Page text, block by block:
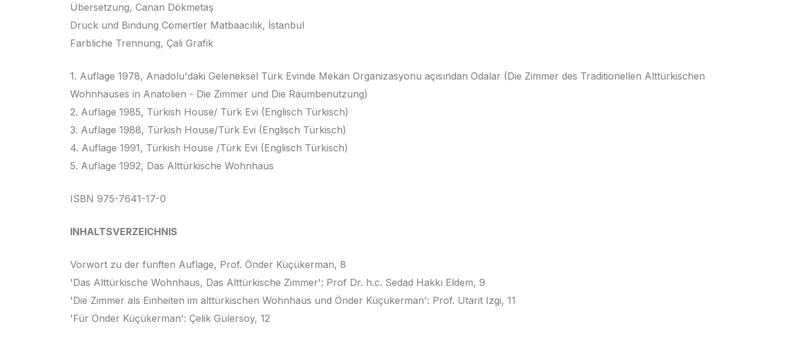
Übersetzung, Canan Dökmetaş
Druck und Bindung Cömertler Matbaacılık, İstanbul
Farbliche Trennung, Çali Grafik
1. Auflage 1978, Anadolu'daki Geleneksel Türk Evinde Mekan Organizasyonu açısından Odalar (Die Zimmer des Traditionellen Alttürkischen
Wohnhauses in Anatolien - Die Zimmer und Die Raumbenutzung)
2. Auflage 1985, Türkish House/ Türk Evi (Englisch Türkisch)
3. Auflage 1988, Türkish House/Türk Evi (Englisch Türkisch)
4. Auflage 1991, Türkish House /Türk Evi (Englisch Türkisch)
5. Auflage 1992, Das Alttürkische Wohnhaus
ISBN 975-7641-17-0
INHALTSVERZEICHNIS
Vorwort zu der fünften Auflage, Prof. Önder Küçükerman, 8
'Das Alttürkische Wohnhaus, Das Alttürkische Zimmer': Prof Dr. h.c. Sedad Hakkı Eldem, 9
'Die Zimmer als Einheiten im alttürkischen Wohnhaus und Önder Küçükerman': Prof. Utarit Izgi, 11
'Für Önder Küçükerman': Çelik Gülersoy, 12